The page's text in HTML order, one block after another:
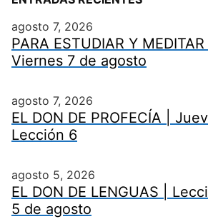
agosto 7, 2026
PARA ESTUDIAR Y
Viernes 7 de agosto
agosto 7, 2026
EL DON DE PROFECÍA |
Lección 6
agosto 5, 2026
EL DON DE LENGUAS |
5 de agosto